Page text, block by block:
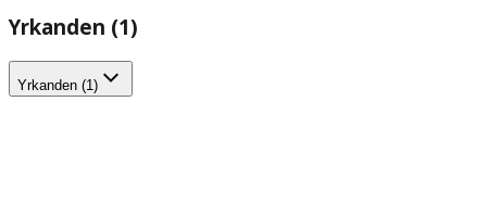
Yrkanden (1)
Yrkanden (1)